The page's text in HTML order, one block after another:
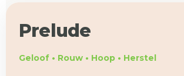
Prelude
Geloof • Rouw • Hoop • Herstel